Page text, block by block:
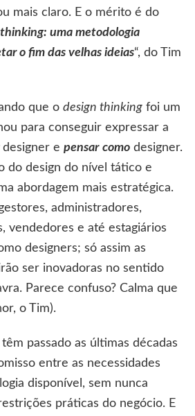
mais claro. E o mérito é do
uma metodologia
o fim das velhas ideias“, do Tim
que o design thinking foi um
para conseguir expressar a
designer e pensar como designer.
do design do nível tático e
abordagem mais estratégica.
administradores,
vendedores e até estagiários
designers; só assim as
ser inovadoras no sentido
Parece confuso? Calma que
o Tim).
passado as últimas décadas
entre as necessidades
disponível, sem nunca
práticas do negócio. E